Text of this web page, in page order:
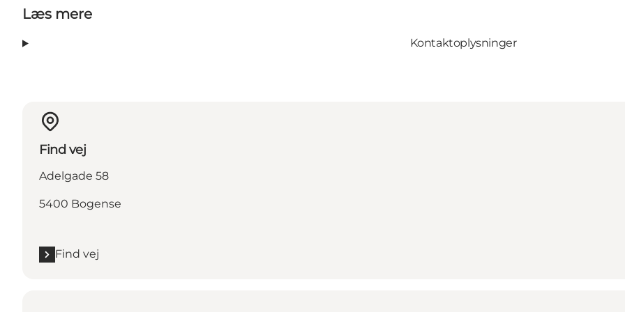
Læs mere
Kontaktoplysninger
Find vej
Adelgade 58
5400 Bogense
Find vej